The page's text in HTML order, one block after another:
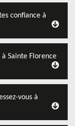
confiance à
Sainte Florence
vous à